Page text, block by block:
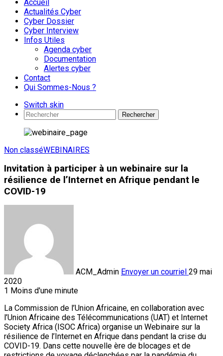
Accueil
Actualités Cyber
Cyber Dossier
Cyber Interview
Infos Utiles
Agenda cyber
Documentation
Alertes cyber
Contact
Qui Sommes-Nous ?
Switch skin
Rechercher
Non classéWEBINAIRES
Invitation à participer à un webinaire sur la
résilience de l’Internet en Afrique pendant le
COVID-19
ACM_Admin Envoyer un courriel 29 mai
2020
1 Moins d'une minute
La Commission de l’Union Africaine, en collaboration avec
l’Union Africaine des Télécommunications (UAT) et Internet
Society Africa (ISOC Africa) organise un Webinaire sur la
résilience de l’Internet en Afrique dans pendant la crise du
COVID-19. Dans cette nouvelle ère de blocages et de